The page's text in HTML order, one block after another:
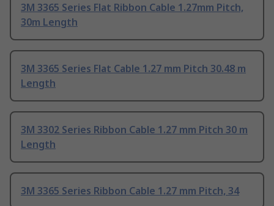
3M 3365 Series Flat Ribbon Cable 1.27mm Pitch,
30m Length
3M 3365 Series Flat Cable 1.27 mm Pitch 30.48 m
Length
3M 3302 Series Ribbon Cable 1.27 mm Pitch 30 m
Length
3M 3365 Series Ribbon Cable 1.27 mm Pitch, 34